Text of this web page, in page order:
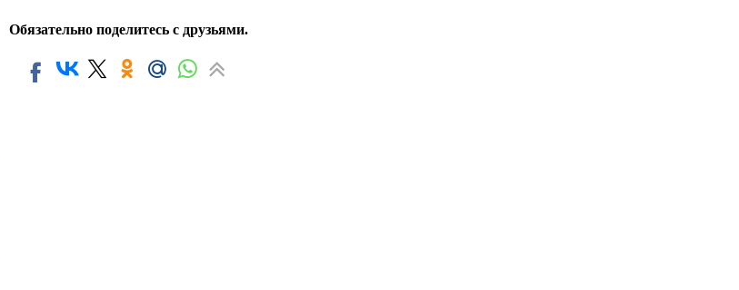
Обязательно поделитесь с друзьями.